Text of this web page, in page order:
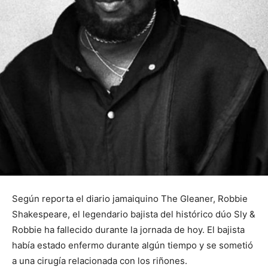
Según reporta el diario jamaiquino The Gleaner, Robbie
Shakespeare, el legendario bajista del histórico dúo Sly &
Robbie ha fallecido durante la jornada de hoy. El bajista
había estado enfermo durante algún tiempo y se sometió
a una cirugía relacionada con los riñones.